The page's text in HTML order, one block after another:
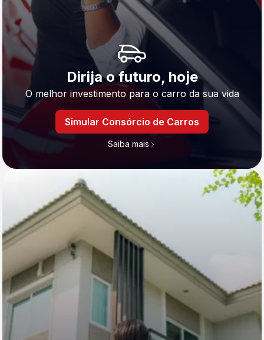
Dirija o futuro, hoje
O melhor investimento para o carro da sua vida
Simular Consórcio de Carros
Saiba mais